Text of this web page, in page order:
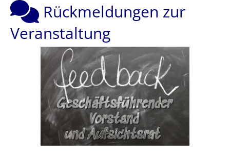
Rückmeldungen zur
Veranstaltung